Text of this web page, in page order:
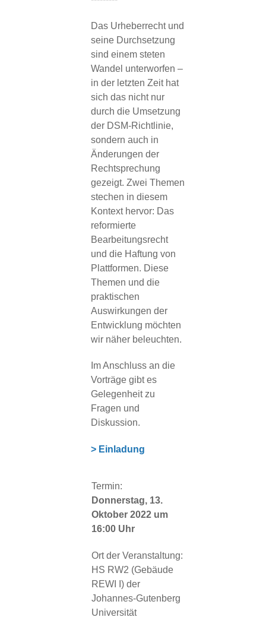
Das Urheberrecht und
seine Durchsetzung
sind einem steten
Wandel unterworfen –
in der letzten Zeit hat
sich das nicht nur
durch die Umsetzung
der DSM-Richtlinie,
sondern auch in
Änderungen der
Rechtsprechung
gezeigt. Zwei Themen
stechen in diesem
Kontext hervor: Das
reformierte
Bearbeitungsrecht
und die Haftung von
Plattformen. Diese
Themen und die
praktischen
Auswirkungen der
Entwicklung möchten
wir näher beleuchten.
Im Anschluss an die
Vorträge gibt es
Gelegenheit zu
Fragen und
Diskussion.
> Einladung
Termin:
Donnerstag, 13.
Oktober 2022 um
16:00 Uhr
Ort der Veranstaltung:
HS RW2 (Gebäude
REWI I) der
Johannes-Gutenberg
Universität